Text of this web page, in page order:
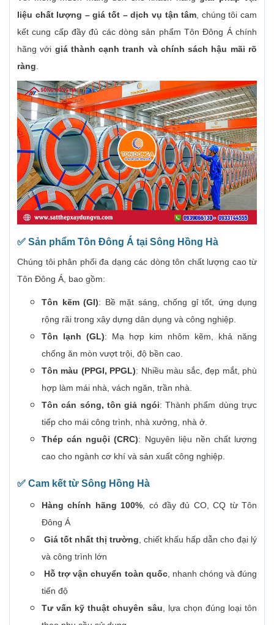
liệu chất lượng – giá tốt – dịch vụ tận tâm, chúng tôi cam
kết cung cấp đầy đủ các dòng sản phẩm Tôn Đông Á chính
hãng với giá thành cạnh tranh và chính sách hậu mãi rõ
ràng.
✅ Sản phẩm Tôn Đông Á tại Sông Hồng Hà
Chúng tôi phân phối đa dạng các dòng tôn chất lượng cao từ
Tôn Đông Á, bao gồm:
Tôn kẽm (GI): Bề mặt sáng, chống gỉ tốt, ứng dụng
rộng rãi trong xây dựng dân dụng và công nghiệp.
Tôn lạnh (GL): Mạ hợp kim nhôm kẽm, khả năng
chống ăn mòn vượt trội, độ bền cao.
Tôn màu (PPGI, PPGL): Nhiều màu sắc, đẹp mắt, phù
hợp làm mái nhà, vách ngăn, trần nhà.
Tôn cán sóng, tôn giả ngói: Thành phẩm dùng trực
tiếp cho mái công trình, nhà xưởng, nhà ở.
Thép cán nguội (CRC): Nguyên liệu nền chất lượng
cao cho ngành cơ khí và sản xuất công nghiệp.
✅ Cam kết từ Sông Hồng Hà
Hàng chính hãng 100%, có đầy đủ CO, CQ từ Tôn
Đông Á
Giá tốt nhất thị trường, chiết khấu hấp dẫn cho đại lý
và công trình lớn
Hỗ trợ vận chuyển toàn quốc, nhanh chóng và đúng
tiến độ
Tư vấn kỹ thuật chuyên sâu, lựa chọn đúng loại tôn